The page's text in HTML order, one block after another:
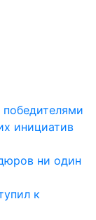
инициатив
ни один
к